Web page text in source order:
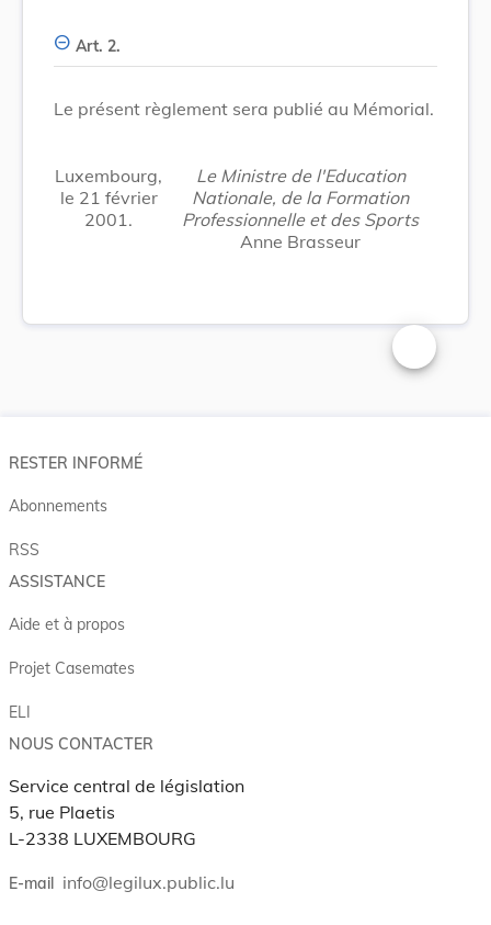
Art. 2.
Le présent règlement sera publié au Mémorial.
Luxembourg,
le 21 février
2001.
Le Ministre de l'Education
Nationale, de la Formation
Professionnelle et des Sports
Anne Brasseur
Changer la
RESTER INFORMÉ
Abonnements
RSS
ASSISTANCE
Aide et à propos
Projet Casemates
ELI
NOUS CONTACTER
Service central de législation
5, rue Plaetis
L-2338 LUXEMBOURG
E-mail info@legilux.public.lu